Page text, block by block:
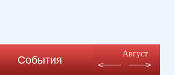
События
Август